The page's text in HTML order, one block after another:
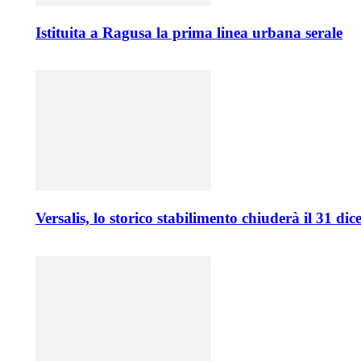
Istituita a Ragusa la prima linea urbana serale
Versalis, lo storico stabilimento chiuderà il 31